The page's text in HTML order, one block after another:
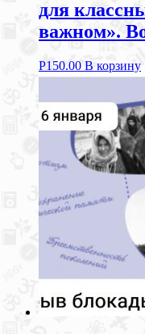
для
важном».
Р150.00 В корзину